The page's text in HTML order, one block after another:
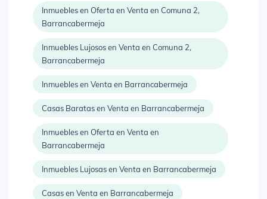
Inmuebles en Oferta en Venta en Comuna 2,
Barrancabermeja
Inmuebles Lujosos en Venta en Comuna 2,
Barrancabermeja
Inmuebles en Venta en Barrancabermeja
Casas Baratas en Venta en Barrancabermeja
Inmuebles en Oferta en Venta en
Barrancabermeja
Inmuebles Lujosas en Venta en Barrancabermeja
Casas en Venta en Barrancabermeja